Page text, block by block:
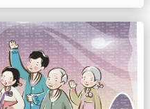
День учителей и
1 октября.Этот
с 1997 года в